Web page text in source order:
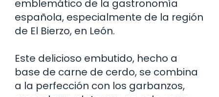
emblemático de la gastronomía
española, especialmente de la región
de El Bierzo, en León.
Este delicioso embutido, hecho a
base de carne de cerdo, se combina
a la perfección con los garbanzos,